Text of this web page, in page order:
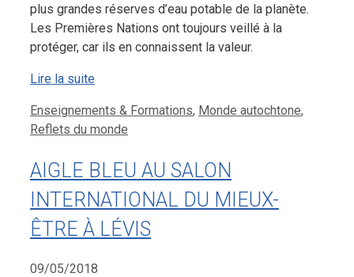
plus grandes réserves d’eau potable de la planète.
Les Premières Nations ont toujours veillé à la
protéger, car ils en connaissent la valeur.
Lire la suite
Catégories
Enseignements & Formations, Monde autochtone,
Reflets du monde
AIGLE BLEU AU SALON
INTERNATIONAL DU MIEUX-
ÊTRE À LÉVIS
09/05/2018